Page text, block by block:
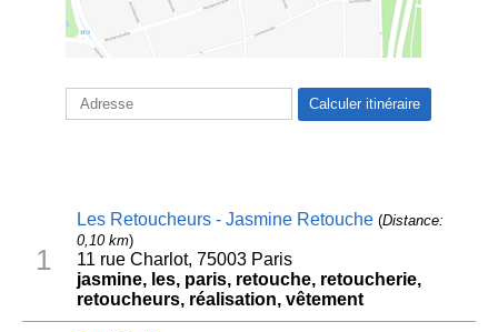
1
Les Retoucheurs - Jasmine Retouche(Distance:
0,10 km)
11 rue Charlot, 75003 Paris
jasmine, les, paris, retouche, retoucherie,
retoucheurs, réalisation, vêtement